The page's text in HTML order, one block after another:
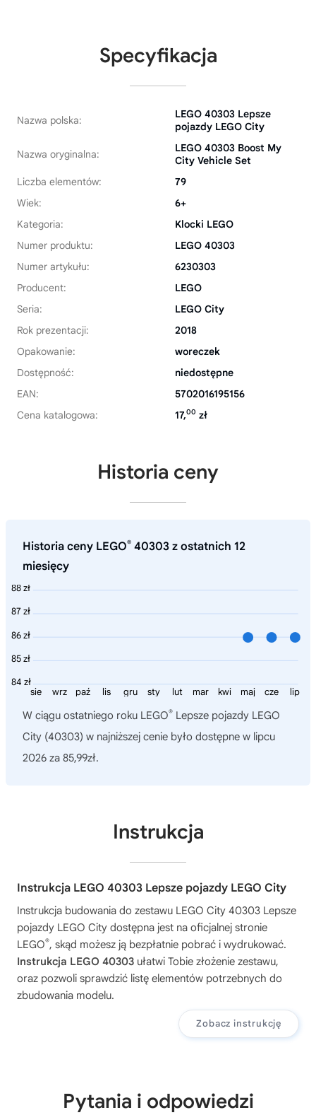
Specyfikacja
Nazwa polska:
LEGO 40303 Lepsze
pojazdy LEGO City
Nazwa oryginalna:
LEGO 40303 Boost My
City Vehicle Set
Liczba elementów:
79
Wiek:
6+
Kategoria:
Klocki LEGO
Numer produktu:
LEGO 40303
Numer artykułu:
6230303
Producent:
LEGO
Seria:
LEGO City
Rok prezentacji:
2018
Opakowanie:
woreczek
Dostępność:
niedostępne
EAN:
5702016195156
Cena katalogowa:
17,00 zł
Historia ceny
Historia ceny LEGO® 40303 z ostatnich 12
miesięcy
88 zł
87 zł
86 zł
85 zł
84 zł
lip
cze
maj
kwi
mar
lut
sty
gru
lis
paź
wrz
sie
W ciągu ostatniego roku LEGO® Lepsze pojazdy LEGO
City (40303) w najniższej cenie było dostępne w lipcu
2026 za 85,99zł.
Instrukcja
Instrukcja LEGO 40303 Lepsze pojazdy LEGO City
Instrukcja budowania do zestawu LEGO City 40303 Lepsze
pojazdy LEGO City dostępna jest na oficjalnej stronie
LEGO®, skąd możesz ją bezpłatnie pobrać i wydrukować.
Instrukcja LEGO 40303 ułatwi Tobie złożenie zestawu,
oraz pozwoli sprawdzić listę elementów potrzebnych do
zbudowania modelu.
Zobacz instrukcję
Pytania i odpowiedzi